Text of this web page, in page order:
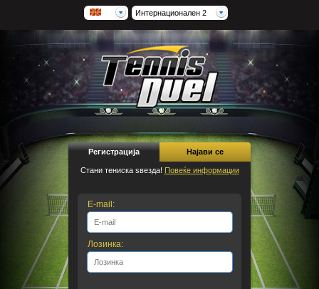
Интернационален 2
Регистрација Најави се
Стани тениска ѕвезда! Повеќе информации
E-mail:
Лозинка: